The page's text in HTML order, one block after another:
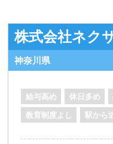
株式会社ネク
神奈川県
給与高め 休日多め
教育制度よし 駅から